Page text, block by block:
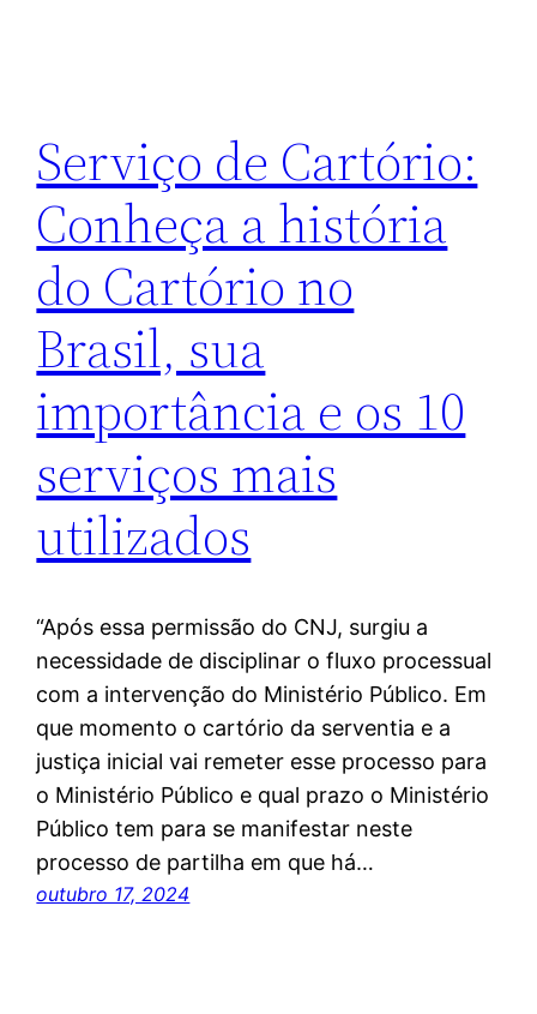
Serviço de Cartório:
Conheça a história
do Cartório no
Brasil, sua
importância e os 10
serviços mais
utilizados
“Após essa permissão do CNJ, surgiu a
necessidade de disciplinar o fluxo processual
com a intervenção do Ministério Público. Em
que momento o cartório da serventia e a
justiça inicial vai remeter esse processo para
o Ministério Público e qual prazo o Ministério
Público tem para se manifestar neste
processo de partilha em que há…
outubro 17, 2024